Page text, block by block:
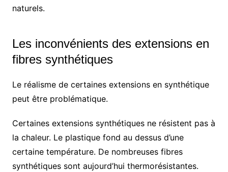
naturels.
Les inconvénients des extensions en
fibres synthétiques
Le réalisme de certaines extensions en synthétique
peut être problématique.
Certaines extensions synthétiques ne résistent pas à
la chaleur. Le plastique fond au dessus d’une
certaine température. De nombreuses fibres
synthétiques sont aujourd’hui thermorésistantes.